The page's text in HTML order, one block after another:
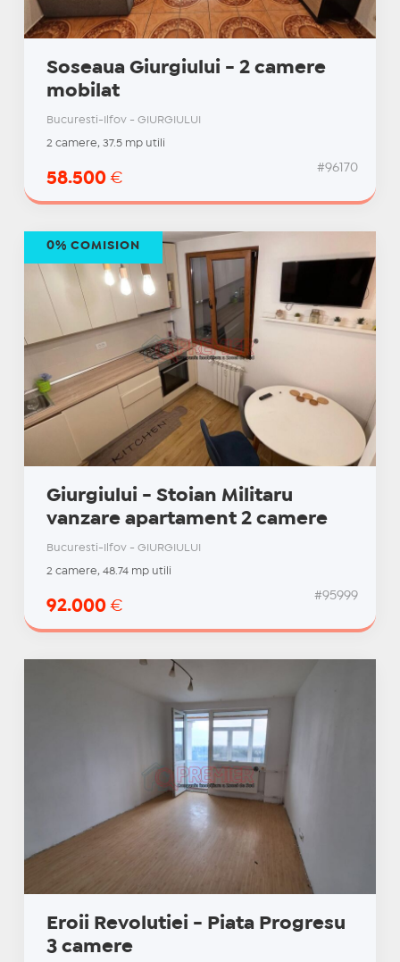
Soseaua Giurgiului - 2 camere
mobilat
Bucuresti-Ilfov - GIURGIULUI
2 camere, 37.5 mp utili
58.500 €
#96170
Giurgiului - Stoian Militaru
vanzare apartament 2 camere
Bucuresti-Ilfov - GIURGIULUI
2 camere, 48.74 mp utili
92.000 €
#95999
0% COMISION
Eroii Revolutiei - Piata Progresu
3 camere